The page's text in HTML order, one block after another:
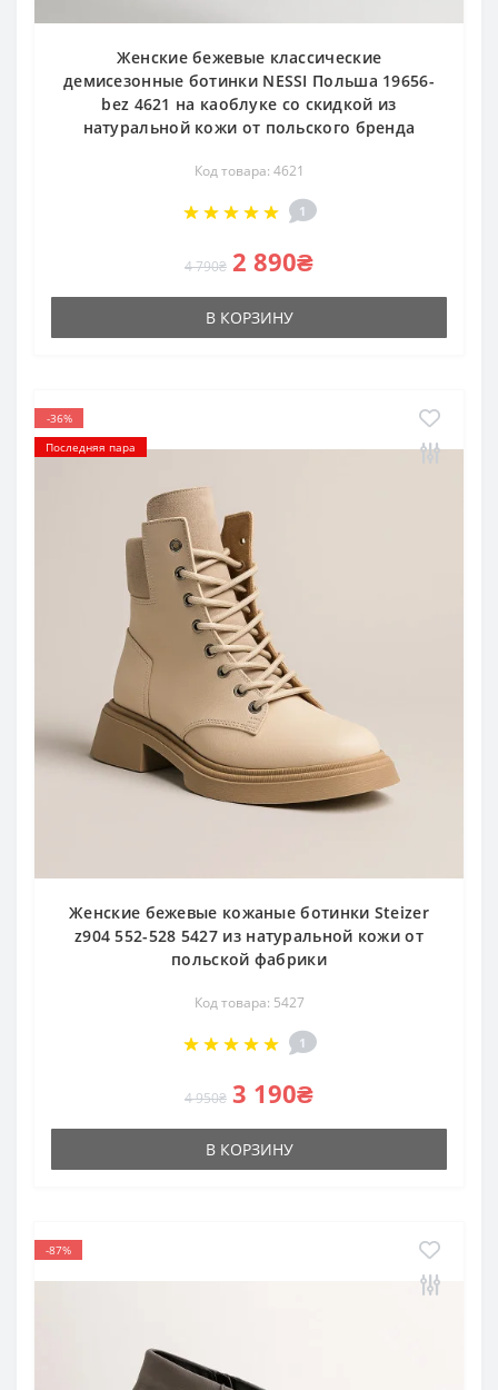
Женские бежевые классические
демисезонные ботинки NESSI Польша 19656-
bez 4621 на каоблуке со скидкой из
натуральной кожи от польского бренда
Код товара: 4621
1
4 790₴ 2 890₴
В КОРЗИНУ
-36%
Последняя пара
Женские бежевые кожаные ботинки Steizer
z904 552-528 5427 из натуральной кожи от
польской фабрики
Код товара: 5427
1
4 950₴ 3 190₴
В КОРЗИНУ
-87%